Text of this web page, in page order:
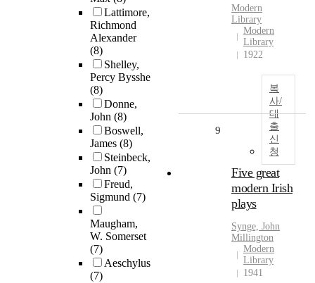
Lattimore,
Richmond
Alexander
(8)
Shelley,
Percy Bysshe
(8)
Donne,
John (8)
Boswell,
James (8)
Steinbeck,
John (7)
Freud,
Sigmund (7)
Maugham,
W. Somerset
(7)
Aeschylus
(7)
Modern
Library
Modern
Library
1922
복
사/
대
출
신
청
9
Five great
modern Irish
plays
Synge, John
Millington
Modern
Library
1941